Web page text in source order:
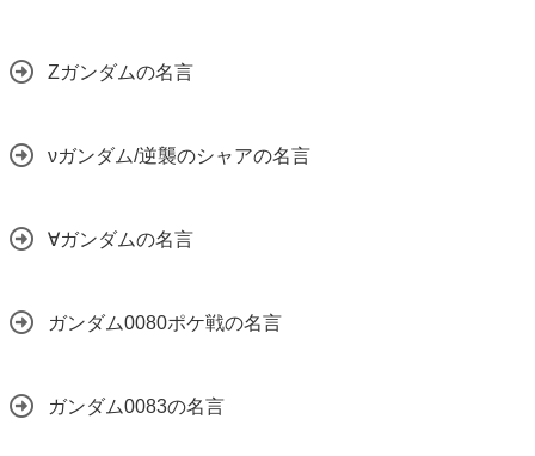
Zガンダムの名言
νガンダム/逆襲のシャアの名言
∀ガンダムの名言
ガンダム0080ポケ戦の名言
ガンダム0083の名言